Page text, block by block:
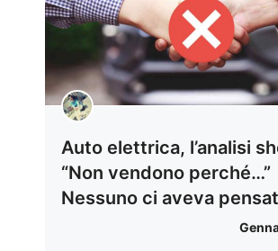
Auto elettrica, l’analisi
“Non vendono perché…”
Nessuno ci aveva